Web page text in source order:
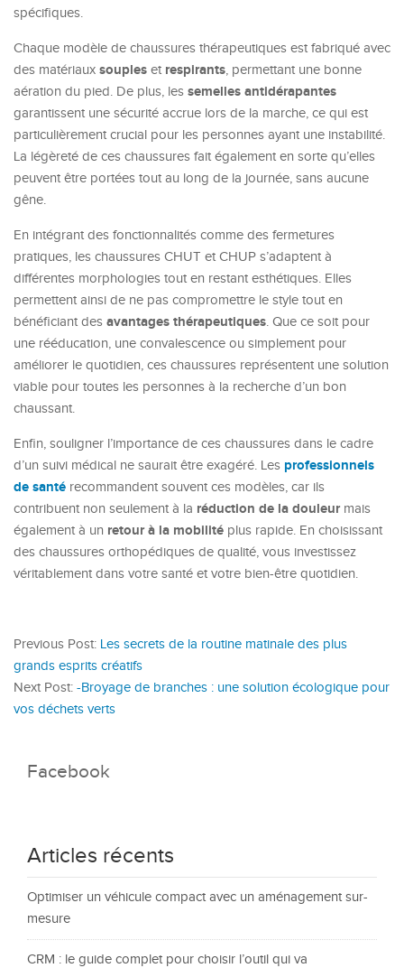
spécifiques.
Chaque modèle de chaussures thérapeutiques est fabriqué avec
des matériaux souples et respirants, permettant une bonne
aération du pied. De plus, les semelles antidérapantes
garantissent une sécurité accrue lors de la marche, ce qui est
particulièrement crucial pour les personnes ayant une instabilité.
La légèreté de ces chaussures fait également en sorte qu’elles
peuvent être portées tout au long de la journée, sans aucune
gêne.
En intégrant des fonctionnalités comme des fermetures
pratiques, les chaussures CHUT et CHUP s’adaptent à
différentes morphologies tout en restant esthétiques. Elles
permettent ainsi de ne pas compromettre le style tout en
bénéficiant des avantages thérapeutiques. Que ce soit pour
une rééducation, une convalescence ou simplement pour
améliorer le quotidien, ces chaussures représentent une solution
viable pour toutes les personnes à la recherche d’un bon
chaussant.
Enfin, souligner l’importance de ces chaussures dans le cadre
d’un suivi médical ne saurait être exagéré. Les professionnels
de santé recommandent souvent ces modèles, car ils
contribuent non seulement à la réduction de la douleurmais
également à un retour à la mobilité plus rapide. En choisissant
des chaussures orthopédiques de qualité, vous investissez
véritablement dans votre santé et votre bien-être quotidien.
Previous Post: Les secrets de la routine matinale des plus
grands esprits créatifs
Next Post: -Broyage de branches : une solution écologique pour
vos déchets verts
Facebook
Articles récents
Optimiser un véhicule compact avec un aménagement sur-
mesure
CRM : le guide complet pour choisir l’outil qui va